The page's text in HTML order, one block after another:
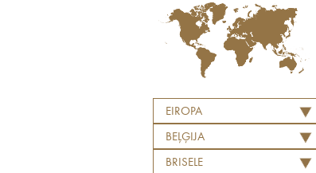
EIROPA
BEĻĢIJA
BRISELE